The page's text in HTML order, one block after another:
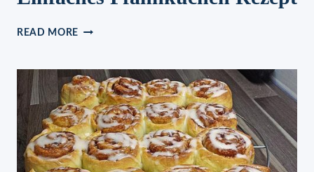
READ MORE EINFACHES